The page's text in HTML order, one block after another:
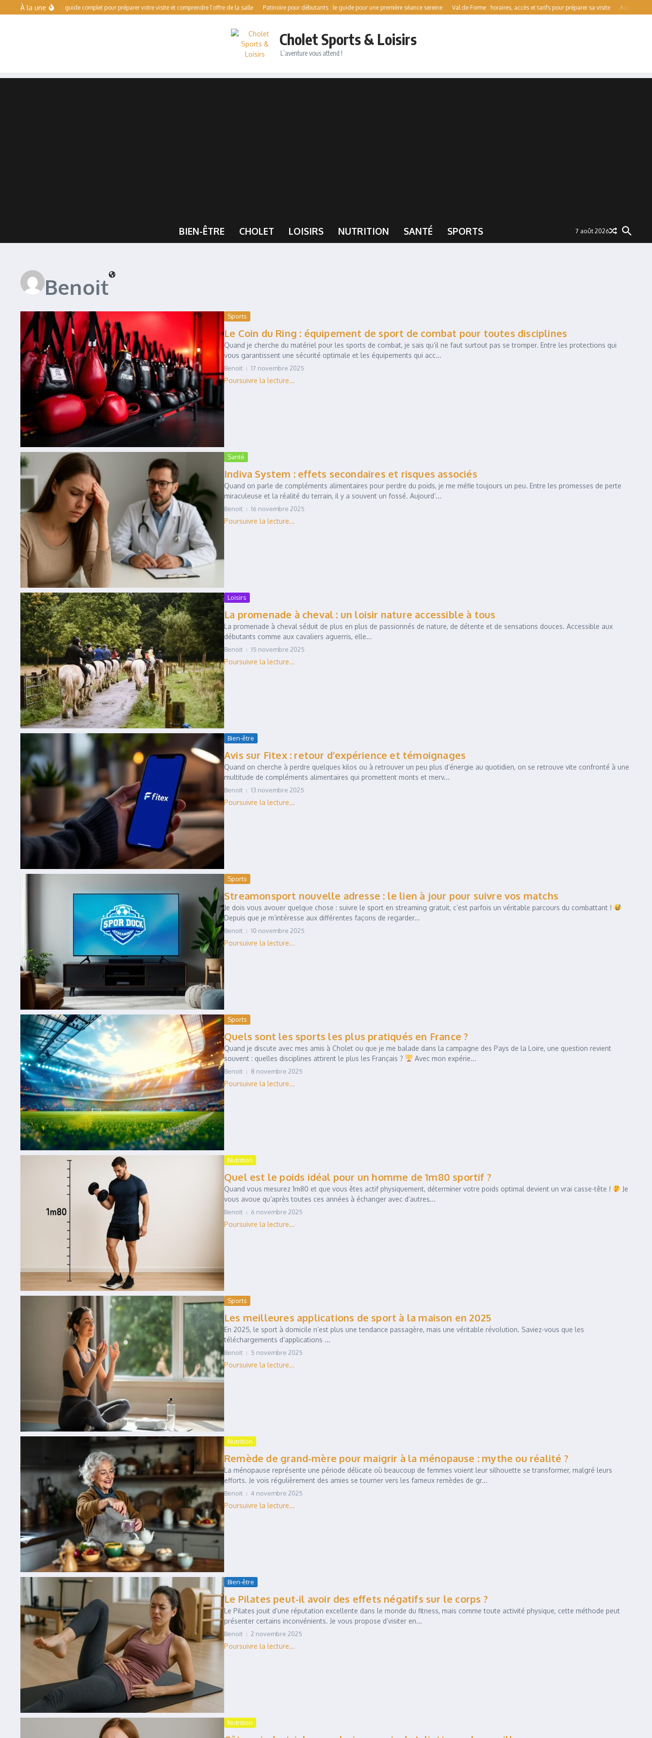
Aller au contenu
À la une
Toulouse : guide complet pour préparer votre visite et comprendre l’offre de la salle Patinoire pour débutants : le guide pour une première séance sereine Val de Forme : horaires, accès et tarifs pour préparer sa visite Aqualens : guide
Cholet Sports & Loisirs
L’aventure vous attend !
BIEN-ÊTRE CHOLET LOISIRS NUTRITION SANTÉ SPORTS 7 août 2026
Benoit
Sports
Le Coin du Ring : équipement de sport de combat pour toutes disciplines
Quand je cherche du matériel pour les sports de combat, je sais qu’il ne faut surtout pas se tromper. Entre les protections qui
vous garantissent une sécurité optimale et les équipements qui acc...
Benoit 17 novembre 2025
Santé
Indiva System : effets secondaires et risques associés
Quand on parle de compléments alimentaires pour perdre du poids, je me méfie toujours un peu. Entre les promesses de perte
miraculeuse et la réalité du terrain, il y a souvent un fossé. Aujourd’...
Benoit 16 novembre 2025
Loisirs
La promenade à cheval : un loisir nature accessible à tous
La promenade à cheval séduit de plus en plus de passionnés de nature, de détente et de sensations douces. Accessible aux
débutants comme aux cavaliers aguerris, elle...
Benoit 15 novembre 2025
Bien-être
Avis sur Fitex : retour d’expérience et témoignages
Quand on cherche à perdre quelques kilos ou à retrouver un peu plus d’énergie au quotidien, on se retrouve vite confronté à une
multitude de compléments alimentaires qui promettent monts et merv...
Benoit 13 novembre 2025
Sports
Streamonsport nouvelle adresse : le lien à jour pour suivre vos matchs
Je dois vous avouer quelque chose : suivre le sport en streaming gratuit, c’est parfois un véritable parcours du combattant !
Depuis que je m’intéresse aux différentes façons de regarder...
Benoit 10 novembre 2025
Sports
Quels sont les sports les plus pratiqués en France ?
Quand je discute avec mes amis à Cholet ou que je me balade dans la campagne des Pays de la Loire, une question revient
souvent : quelles disciplines attirent le plus les Français ?
Avec mon expérie...
Benoit 8 novembre 2025
Nutrition
Quel est le poids idéal pour un homme de 1m80 sportif ?
Quand vous mesurez 1m80 et que vous êtes actif physiquement, déterminer votre poids optimal devient un vrai casse-tête !
Je
vous avoue qu’après toutes ces années à échanger avec d’autres...
Benoit 6 novembre 2025
Sports
Les meilleures applications de sport à la maison en 2025
En 2025, le sport à domicile n’est plus une tendance passagère, mais une véritable révolution. Saviez-vous que les
téléchargements d’applications ...
Benoit 5 novembre 2025
Nutrition
Remède de grand-mère pour maigrir à la ménopause : mythe ou réalité ?
La ménopause représente une période délicate où beaucoup de femmes voient leur silhouette se transformer, malgré leurs
efforts. Je vois régulièrement des amies se tourner vers les fameux remèdes de gr...
Benoit 4 novembre 2025
Bien-être
Le Pilates peut-il avoir des effets négatifs sur le corps ?
Le Pilates jouit d’une réputation excellente dans le monde du fitness, mais comme toute activité physique, cette méthode peut
présenter certains inconvénients. Je vous propose d’visiter en...
Benoit 2 novembre 2025
Nutrition